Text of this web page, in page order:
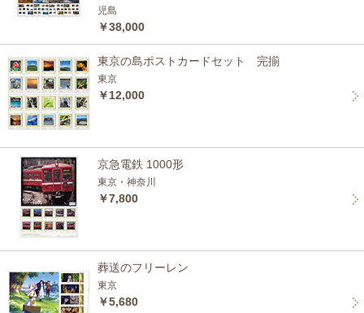
児島
￥38,000
東京の島ポストカードセット 完揃
東京
￥12,000
京急電鉄 1000形
東京・神奈川
￥7,800
葬送のフリーレン
東京
￥5,680